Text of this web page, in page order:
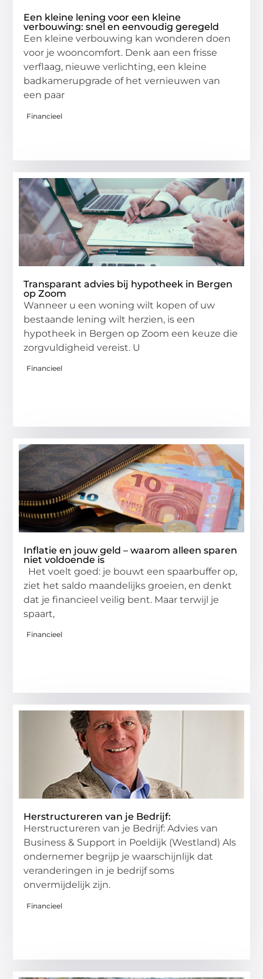
Een kleine lening voor een kleine
verbouwing: snel en eenvoudig geregeld
Een kleine verbouwing kan wonderen doen
voor je wooncomfort. Denk aan een frisse
verflaag, nieuwe verlichting, een kleine
badkamerupgrade of het vernieuwen van
een paar
Financieel
Transparant advies bij hypotheek in Bergen
op Zoom
Wanneer u een woning wilt kopen of uw
bestaande lening wilt herzien, is een
hypotheek in Bergen op Zoom een keuze die
zorgvuldigheid vereist. U
Financieel
Inflatie en jouw geld – waarom alleen sparen
niet voldoende is
Het voelt goed: je bouwt een spaarbuffer op,
ziet het saldo maandelijks groeien, en denkt
dat je financieel veilig bent. Maar terwijl je
spaart,
Financieel
Herstructureren van je Bedrijf:
Herstructureren van je Bedrijf: Advies van
Business & Support in Poeldijk (Westland) Als
ondernemer begrijp je waarschijnlijk dat
veranderingen in je bedrijf soms
onvermijdelijk zijn.
Financieel